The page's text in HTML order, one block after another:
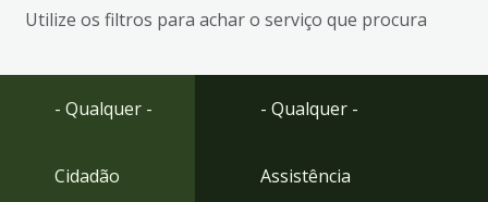
busca
Ir
Utilize os filtros para achar o serviço que procura
- Qualquer -
Cidadão
- Qualquer -
Assistência